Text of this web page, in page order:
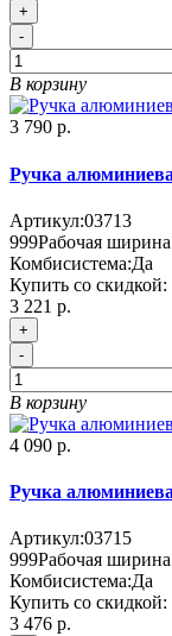
+
-
В корзину
3 790 р.
Ручка
Артикул:03713
999Рабочая
Комбисистема:Да
Купить со скидкой:
3 221 р.
+
-
В корзину
4 090 р.
Ручка
Артикул:03715
999Рабочая
Комбисистема:Да
Купить со скидкой:
3 476 р.